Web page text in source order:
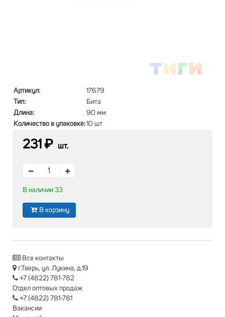
Артикул:
17679
Тип:
Бита
Длина:
90 мм
Количество в упаковке:10 шт
231 ₽ шт.
В наличии 33
В корзину
Все контакты
г.Тверь, ул. Лукина, д.19
+7 (4822) 781-782
Отдел оптовых продаж
+7 (4822) 781-781
Вакансии